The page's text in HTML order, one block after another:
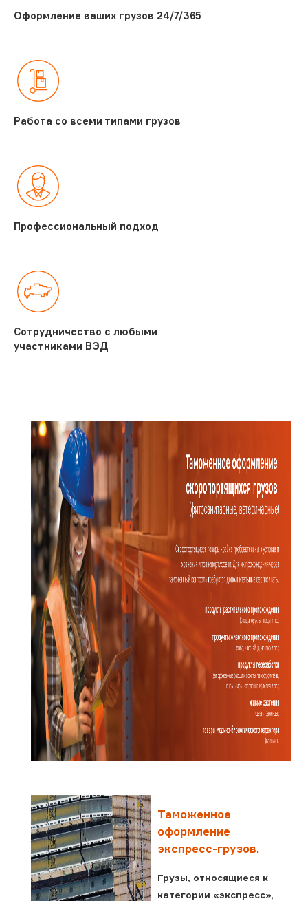
Оформление ваших грузов 24/7/365
Работа со всеми типами грузов
Профессиональный подход
Сотрудничество с любыми
участниками ВЭД
Таможенное
оформление
экспресс-грузов.
Грузы, относящиеся к
категории «экспресс»,